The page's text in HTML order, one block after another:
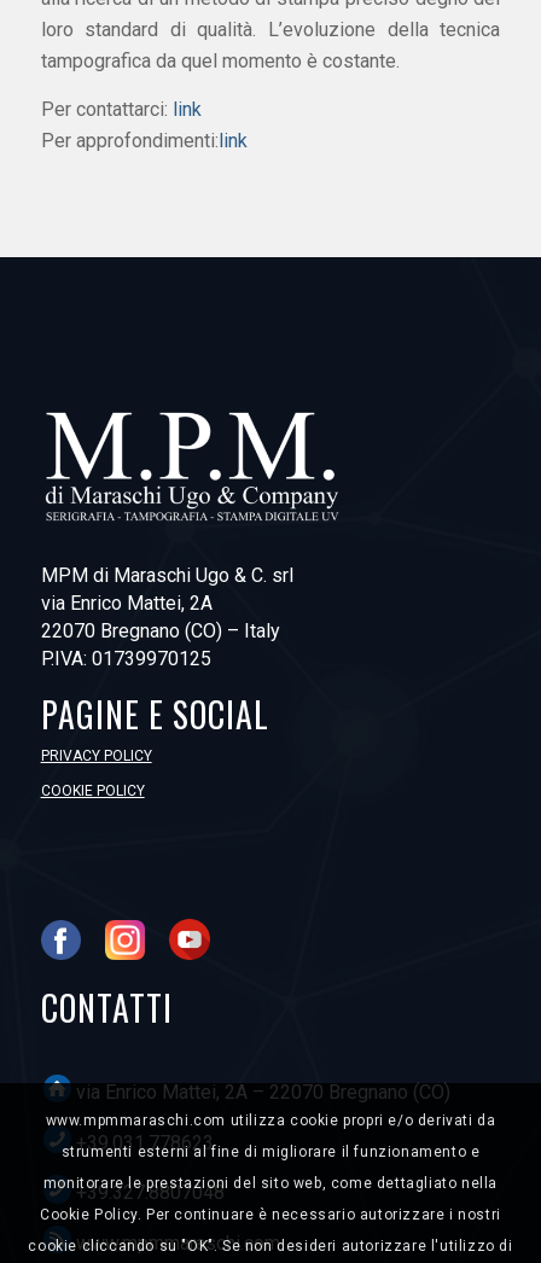
loro standard di qualità. L’evoluzione della tecnica
tampografica da quel momento è costante.
Per contattarci: link
Per approfondimenti:link
MPM di Maraschi Ugo & C. srl
via Enrico Mattei, 2A
22070 Bregnano (CO) – Italy
P.IVA: 01739970125
PAGINE E SOCIAL
PRIVACY POLICY
COOKIE POLICY
CONTATTI
via Enrico Mattei, 2A – 22070 Bregnano (CO)
+39.031.778623
+39.327.8807048
www.mpmmaraschi.com
www.mpmmaraschi.com utilizza cookie propri e/o derivati da
strumenti esterni al fine di migliorare il funzionamento e
monitorare le prestazioni del sito web, come dettagliato nella
Cookie Policy. Per continuare è necessario autorizzare i nostri
cookie cliccando su "OK". Se non desideri autorizzare l'utilizzo di